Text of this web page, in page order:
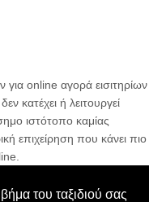
για online αγορά εισιτηρίων
κατέχει ή λειτουργεί
ιστότοπο καμίας
επιχείρηση που κάνει πιο
του ταξιδιού σας